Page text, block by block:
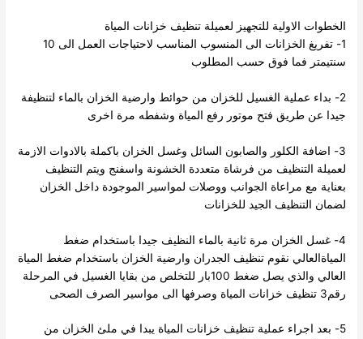
الخطوات الاولية للتجهيز لعميلة تنظيف خزانات المياة
1- تفريغ الخزانات الى المنسوب المناسب لاحتياجات العمل الى 10
سنتيمتر فما فوق حسب المطلوب
2- بداء عملية الغسيل للخزان من حوائط وارضية الخزان بالماء لتنظيفة
جيدا عن طريق فتح موتور رفع المياة وشفطه مرة اخرى
3- اضافة الكلور والصابون السائل وغسل الخزان باكملة بالادوات الازمة
لعميلة التنظيف من فرشاة متعددة الخشونة واسفنج ويتم التنظيف
بعناية مع مراعاة الجوانب ووصلات لمواسير الموجودة داخل الخزان
لضمان التنظيف الجيد للخزانات
4- غسل الخزان مرة ثانية بالماء النظيف جيدا باستخدام ضغط
المياةالعالي نقوم تنظيف الجدران وارضية الخزان باستخدام ضغط المياة
العالي والذي يصل ضغط 100بار للتخلص من بقايا الغسيل في المرحلة
رقم3 تنظيف خزانات المياة وصرفها الى مواسير الصرف الصحى
5- بعد اجراء عملية تنظيف خزانات المياة يبدا في ملئ الخزان من